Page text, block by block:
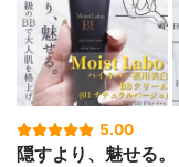
5.00
隠すより、魅せる